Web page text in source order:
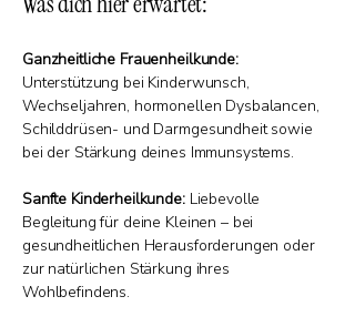
Ganzheitliche Frauenheilkunde:
Unterstützung bei Kinderwunsch,
Wechseljahren, hormonellen Dysbalancen,
Schilddrüsen- und Darmgesundheit sowie
bei der Stärkung deines Immunsystems.
Sanfte Kinderheilkunde:Liebevolle
Begleitung für deine Kleinen – bei
gesundheitlichen Herausforderungen oder
zur natürlichen Stärkung ihres
Wohlbefindens.